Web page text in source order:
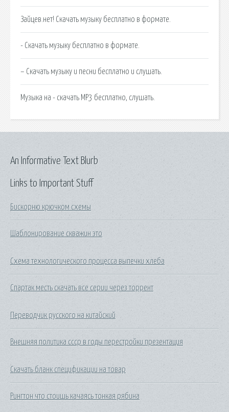
Зайцев.нет! Скачать музыку бесплатно в формате.
- Скачать музыку бесплатно в формате.
– Скачать музыку и песни бесплатно и слушать.
Музыка на - скачать MP3 бесплатно, слушать.
Links to Important Stuff
Бискорню крючком схемы
Шаблонирование скважин это
Схема технологического процесса выпечки хлеба
Спартак месть скачать все серии через торрент
Переводчик русского на китайский
Внешняя политика ссср в годы перестройки презентация
Скачать бланк спецификации на товар
Рингтон что стоишь качаясь тонкая рябина
An Informative Text Blurb